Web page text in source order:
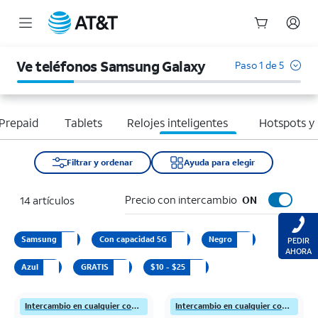
Ve teléfonos Samsung Galaxy Paso 1 de 5
Tablets Relojes inteligentes Hotspots y
Filtrar y ordenar Ayuda para elegir
14 artículos Precio con intercambio ON
Samsung Con capacidad 5G Negro
Azul GRATIS $10 - $25
Intercambio en cualquier condición Intercambio en cualquier condición
PEDIR
AHORA